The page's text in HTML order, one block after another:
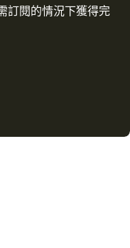
訂閱的情況下獲得完